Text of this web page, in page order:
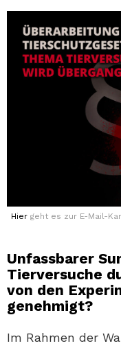
Hiergeht es zur E-Mail-
Unfassbarer
Tierversuche
von den
genehmigt?
Im Rahmen der